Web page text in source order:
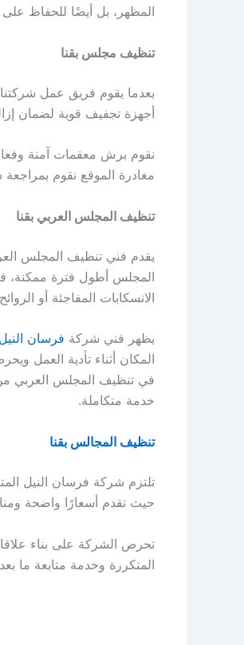
المظهر، بل أيضًا للحفاظ
تنظيف مجلس بقنا
بعدما يقوم فريق عمل
أجهزة تجفيف قوية لضمان
نقوم برش معقمات آمنة
مغادرة الموقع نقوم بمراجعة
تنظيف المجلس العربي بقنا
يقدم فني تنظيف المجلس
المجلس أطول فترة ممكنة،
الانسكابات المفاجئة أو
يظهر فني شركة فرسان النيل
المكان أثناء تأدية العمل
في تنظيف المجلس العربي من
خدمة متكاملة.
تنظيف المجالس بقنا
تلتزم شركة فرسان النيل
حيث تقدم أسعارًا واضحة
تحرص الشركة على بناء
المتكررة وخدمة متابعة ما